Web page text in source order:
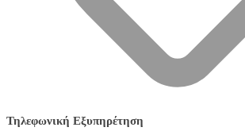
Τηλεφωνική Εξυπηρέτηση